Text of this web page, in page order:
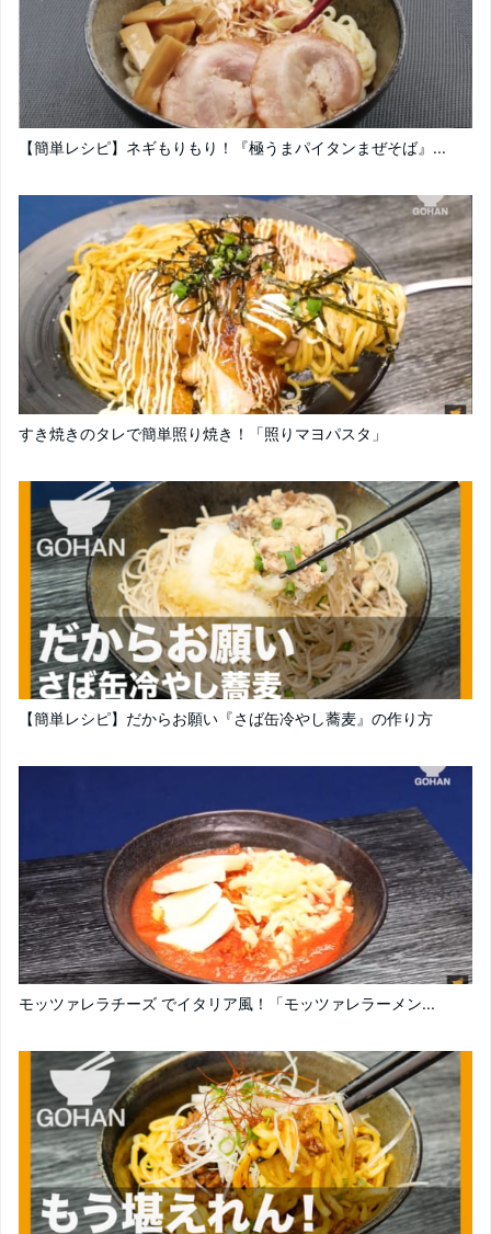
【簡単レシピ】ネギもりもり！『極うまパイタンまぜそば』...
すき焼きのタレで簡単照り焼き！「照りマヨパスタ」
【簡単レシピ】だからお願い『さば缶冷やし蕎麦』の作り方
モッツァレラチーズ でイタリア風！「モッツァレラーメン...